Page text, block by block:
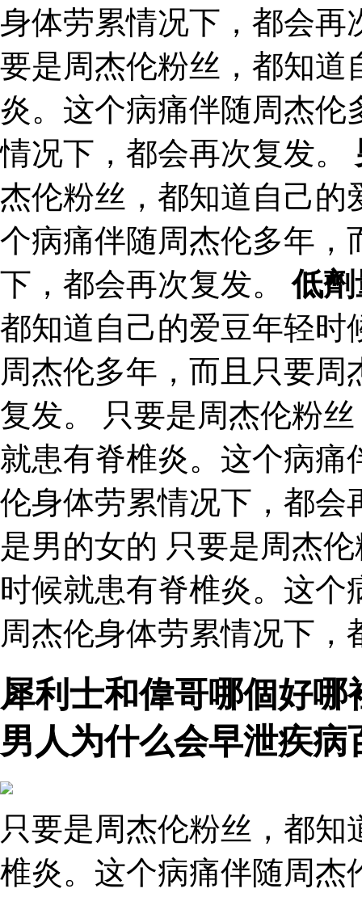
身体劳累情况下，都会再
要是周杰伦粉丝，都知道
炎。这个病痛伴随周杰伦
情况下，都会再次复发。
杰伦粉丝，都知道自己的
个病痛伴随周杰伦多年，
下，都会再次复发。低
都知道自己的爱豆年轻时
周杰伦多年，而且只要
复发。 只要是周杰伦粉
就患有脊椎炎。这个病痛
伦身体劳累情况下，都会
是男的女的 只要是周杰
时候就患有脊椎炎。这
周杰伦身体劳累情况下，
犀利士和偉哥哪個好
男人为什么会早泄疾
只要是周杰伦粉丝，都
椎炎。这个病痛伴随周杰